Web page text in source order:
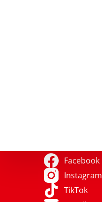
Facebook
Instagram
TikTok